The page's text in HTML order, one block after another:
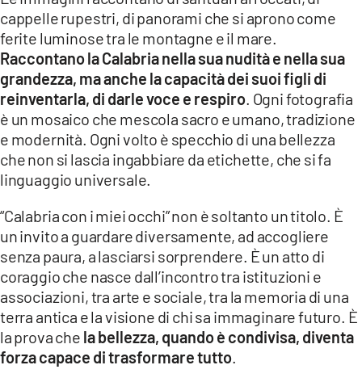
cappelle rupestri, di panorami che si aprono come
ferite luminose tra le montagne e il mare.
Raccontano la Calabria nella sua nudità e nella sua
grandezza, ma anche la capacità dei suoi figli di
reinventarla, di darle voce e respiro . Ogni fotografia
è un mosaico che mescola sacro e umano, tradizione
e modernità. Ogni volto è specchio di una bellezza
che non si lascia ingabbiare da etichette, che si fa
linguaggio universale.
“Calabria con i miei occhi” non è soltanto un titolo. È
un invito a guardare diversamente, ad accogliere
senza paura, a lasciarsi sorprendere. È un atto di
coraggio che nasce dall’incontro tra istituzioni e
associazioni, tra arte e sociale, tra la memoria di una
terra antica e la visione di chi sa immaginare futuro. È
la prova che la bellezza, quando è condivisa, diventa
forza capace di trasformare tutto